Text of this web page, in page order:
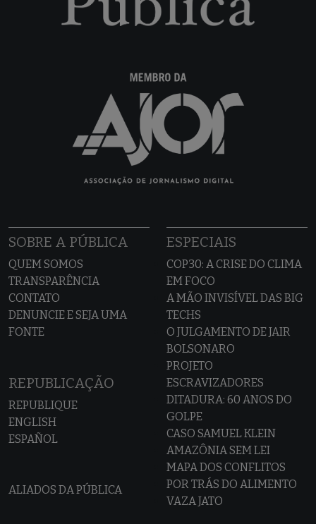
SOBRE A PÚBLICA
QUEM SOMOS
TRANSPARÊNCIA
CONTATO
DENUNCIE E SEJA UMA
FONTE
REPUBLICAÇÃO
REPUBLIQUE
ENGLISH
ESPAÑOL
ALIADOS DA PÚBLICA
ESPECIAIS
COP30: A CRISE DO CLIMA
EM FOCO
A MÃO INVISÍVEL DAS BIG
TECHS
O JULGAMENTO DE JAIR
BOLSONARO
PROJETO
ESCRAVIZADORES
DITADURA: 60 ANOS DO
GOLPE
CASO SAMUEL KLEIN
AMAZÔNIA SEM LEI
MAPA DOS CONFLITOS
POR TRÁS DO ALIMENTO
VAZA JATO